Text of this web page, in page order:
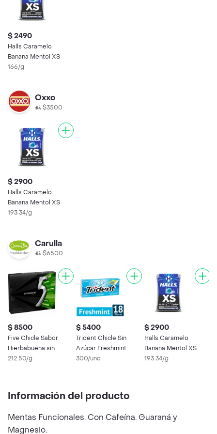
$ 2490
Halls Caramelo
Banana Mentol XS
166/g
Oxxo
$3500
$ 2900
Halls Caramelo
Banana Mentol XS
193.34/g
Carulla
$6500
$ 8500
Five Chicle Sabor
Hierbabuena sin
Azúcar
212.50/g
$ 5400
Trident Chicle Sin
Azúcar Freshmint
300/und
$ 2900
Halls Caramelo
Banana Mentol XS
193.34/g
Información del producto
Mentas Funcionales. Con Cafeína. Guaraná y
Magnesio.